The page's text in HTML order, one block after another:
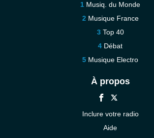
Musiq. du Monde
Musique France
Top 40
Débat
Musique Electro
À propos
Inclure votre radio
Aide